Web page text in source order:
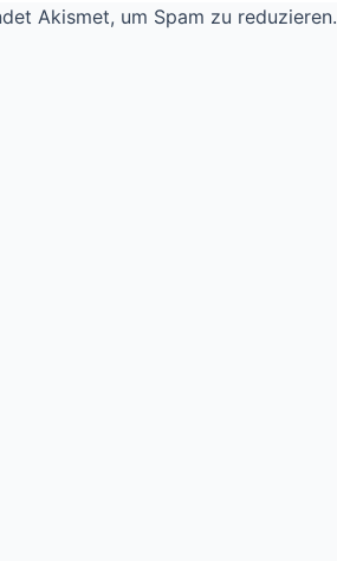
Akismet, um Spam zu reduzieren.